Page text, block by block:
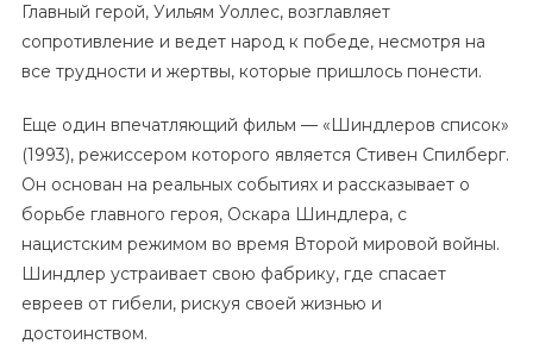
Главный герой, Уильям Уоллес, возглавляет
сопротивление и ведет народ к победе, несмотря на
все трудности и жертвы, которые пришлось понести.
Еще один впечатляющий фильм — «Шиндлеров список»
(1993), режиссером которого является Стивен Спилберг.
Он основан на реальных событиях и рассказывает о
борьбе главного героя, Оскара Шиндлера, с
нацистским режимом во время Второй мировой войны.
Шиндлер устраивает свою фабрику, где спасает
евреев от гибели, рискуя своей жизнью и
достоинством.